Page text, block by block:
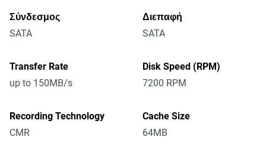
Σύνδεσμος
SATA
Διεπαφή
SATA
Transfer Rate
up to 150MB/s
Disk Speed (RPM)
7200 RPM
Recording Technology
CMR
Cache Size
64MB